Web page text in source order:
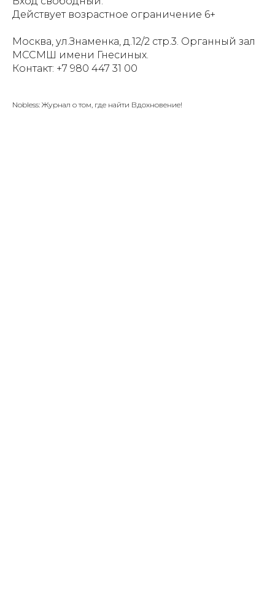
Действует возрастное ограничение 6+
Москва, ул.Знаменка, д.12/2 стр.3. Органный зал
МССМШ имени Гнесиных.
Контакт: +7 980 447 31 00
Nobless: Журнал о том, где найти Вдохновение!